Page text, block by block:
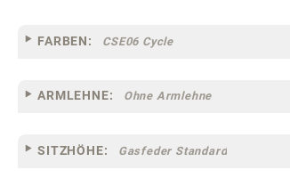
FARBEN: CSE06 Cycle
ARMLEHNE: Ohne Armlehne
SITZHÖHE: Gasfeder Standard